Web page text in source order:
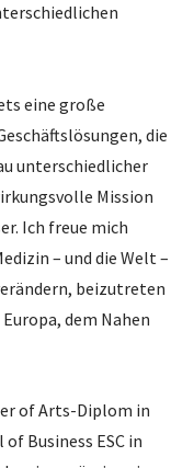
eine große
die
unterschiedlicher
Mission
Ich freue mich
– und die Welt –
beizutreten
dem Nahen
of Arts-Diplom in
Business ESC in